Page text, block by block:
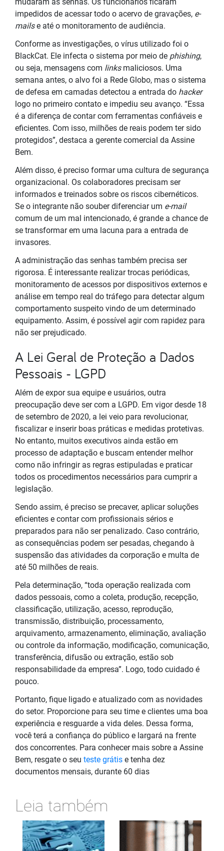
impedidos de acessar todo o acervo de gravações, e-
mailse até o monitoramento de audiência.
Conforme as investigações, o vírus utilizado foi o
BlackCat. Ele infecta o sistema por meio de phishing,
ou seja, mensagens com linksmaliciosos. Uma
semana antes, o alvo foi a Rede Globo, mas o sistema
de defesa em camadas detectou a entrada do hacker
logo no primeiro contato e impediu seu avanço. “Essa
é a diferença de contar com ferramentas confiáveis e
eficientes. Com isso, milhões de reais podem ter sido
protegidos”, destaca a gerente comercial da Assine
Bem.
Além disso, é preciso formar uma cultura de segurança
organizacional. Os colaboradores precisam ser
informados e treinados sobre os riscos cibernéticos.
Se o integrante não souber diferenciar um e-mail
comum de um mal intencionado, é grande a chance de
se transformar em uma lacuna para a entrada de
invasores.
A administração das senhas também precisa ser
rigorosa. É interessante realizar trocas periódicas,
monitoramento de acessos por dispositivos externos e
análise em tempo real do tráfego para detectar algum
comportamento suspeito vindo de um determinado
equipamento. Assim, é possível agir com rapidez para
não ser prejudicado.
A Lei Geral de Proteção a Dados
Pessoais - LGPD
Além de expor sua equipe e usuários, outra
preocupação deve ser com a LGPD. Em vigor desde 18
de setembro de 2020, a lei veio para revolucionar,
fiscalizar e inserir boas práticas e medidas protetivas.
No entanto, muitos executivos ainda estão em
processo de adaptação e buscam entender melhor
como não infringir as regras estipuladas e praticar
todos os procedimentos necessários para cumprir a
legislação.
Sendo assim, é preciso se precaver, aplicar soluções
eficientes e contar com profissionais sérios e
preparados para não ser penalizado. Caso contrário,
as consequências podem ser pesadas, chegando à
suspensão das atividades da corporação e multa de
até 50 milhões de reais.
Pela determinação, “toda operação realizada com
dados pessoais, como a coleta, produção, recepção,
classificação, utilização, acesso, reprodução,
transmissão, distribuição, processamento,
arquivamento, armazenamento, eliminação, avaliação
ou controle da informação, modificação, comunicação,
transferência, difusão ou extração, estão sob
responsabilidade da empresa”. Logo, todo cuidado é
pouco.
Portanto, fique ligado e atualizado com as novidades
do setor. Proporcione para seu time e clientes uma boa
experiência e resguarde a vida deles. Dessa forma,
você terá a confiança do público e largará na frente
dos concorrentes. Para conhecer mais sobre a Assine
Bem, resgate o seu teste grátis e tenha dez
documentos mensais, durante 60 dias
Leia também